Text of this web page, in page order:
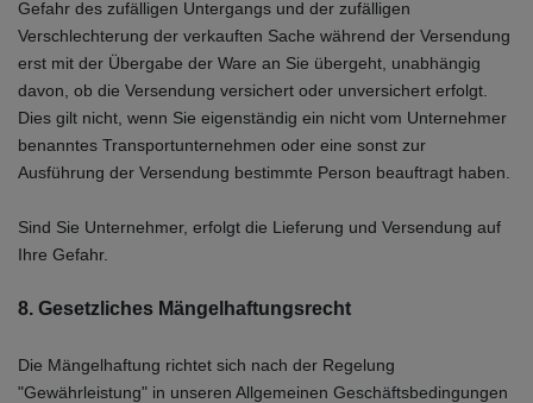
Gefahr des zufälligen Untergangs und der zufälligen
Verschlechterung der verkauften Sache während der Versendung
erst mit der Übergabe der Ware an Sie übergeht, unabhängig
davon, ob die Versendung versichert oder unversichert erfolgt.
Dies gilt nicht, wenn Sie eigenständig ein nicht vom Unternehmer
benanntes Transportunternehmen oder eine sonst zur
Ausführung der Versendung bestimmte Person beauftragt haben.
Sind Sie Unternehmer, erfolgt die Lieferung und Versendung auf
Ihre Gefahr.
8. Gesetzliches Mängelhaftungsrecht
Die Mängelhaftung richtet sich nach der Regelung
"Gewährleistung" in unseren Allgemeinen Geschäftsbedingungen